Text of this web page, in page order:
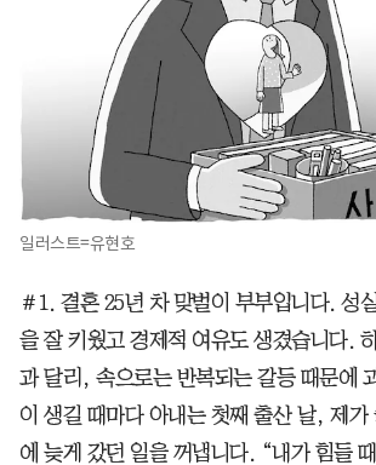
일러스트=유현호
＃1. 결혼 25년 차 맞벌이 부부입니다. 성
을 잘 키웠고 경제적 여유도 생겼습니다.
과 달리, 속으로는 반복되는 갈등 때문에
이 생길 때마다 아내는 첫째 출산 날, 제가
에 늦게 갔던 일을 꺼냅니다. “내가 힘들